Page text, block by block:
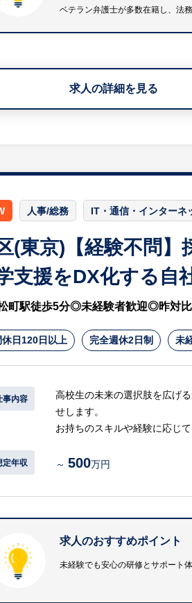
※詳細は面談時にお伝えします
弁護士：5名 行政書士：1名
【HUREX求人担当コメント】
・組織拡大フェーズにあるた
富にあります。
・事業会社で求められる対応
◎優秀なベテラン弁護士が多
・多様なバックグラウンドを
・法務定着率100％と非常に働
ベテラン弁護士が多数在籍し、法
求人の詳細を見る
人事/総務 IT・通信・インターネ
(東京)【経験不問
支援をDX化する自
町駅徒歩5分◎未経験者歓迎◎昨対比
休日120日以上 完全週休2日制 未
事内容
高校生の未来の選択肢を広げ
せします。
お持ちのスキルや経験に応じ
【具体的には…】
・アルバイトスタッフへの勤
・採用広報での記事作成
・内定後の書類作成、回収な
定年収 ～ 500万円
求人のおすすめポイント
未経験でも安心の研修とサポート